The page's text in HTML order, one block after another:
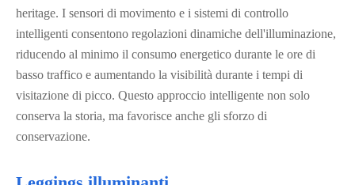
heritage. I sensori di movimento e i sistemi di controllo
intelligenti consentono regolazioni dinamiche dell'illuminazione,
riducendo al minimo il consumo energetico durante le ore di
basso traffico e aumentando la visibilità durante i tempi di
visitazione di picco. Questo approccio intelligente non solo
conserva la storia, ma favorisce anche gli sforzo di
conservazione.